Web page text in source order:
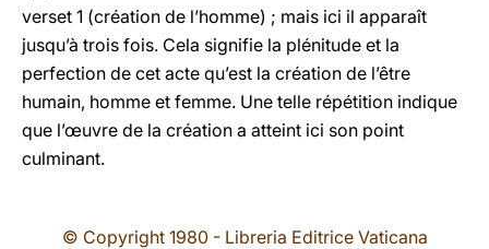
verset 1 (création de l’homme) ; mais ici il apparaît
jusqu’à trois fois. Cela signifie la plénitude et la
perfection de cet acte qu’est la création de l’être
humain, homme et femme. Une telle répétition indique
que l’œuvre de la création a atteint ici son point
culminant.
© Copyright 1980 - Libreria Editrice Vaticana